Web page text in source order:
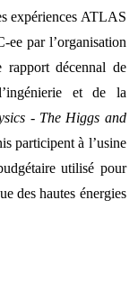
expériences ATLAS
ee par l’organisation
rapport décennal de
et de la
- The Higgs and
participent à l’usine
utilisé pour
des hautes énergies